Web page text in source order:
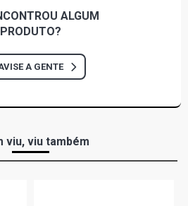
ALGUM
PRODUTO?
A GENTE
viu, viu também